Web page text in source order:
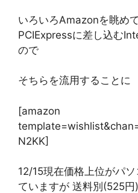
いろいろAmazonを眺め
PCIExpressに差し込む
ので
そちらを流用することに
[amazon
N2KK]
12/15現在価格上位がパ
ていますが 送料別(525円